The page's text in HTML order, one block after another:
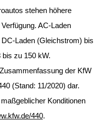
stehen höhere
AC-Laden
Laden (Gleichstrom) bis
zu 150 kW.
der KfW
(Stand: 11/2020) dar.
Konditionen
440.